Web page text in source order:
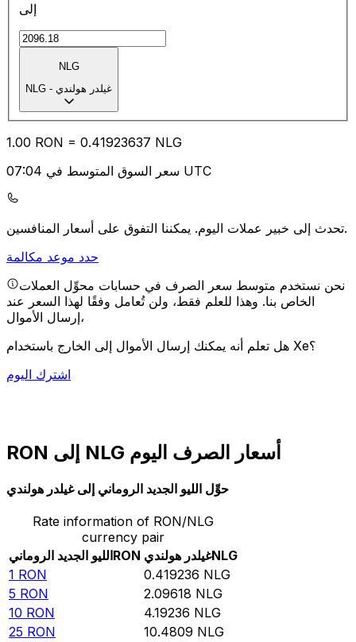
إلى
NLG
NLG - غيلدر هولندي
1.00 RON = 0.41923637 NLG
سعر السوق المتوسط في 07:04 UTC
تحدث إلى خبير عملات اليوم.يمكننا التفوق على أسعار المنافسين.
حدد موعد مكالمة
نحن نستخدم متوسط سعر الصرف في حسابات محوِّل العملات
الخاص بنا. وهذا للعلم فقط، ولن تُعامل وفقًا لهذا السعر عند
إرسال الأموال،
هل تعلم أنه يمكنك إرسال الأموال إلى الخارج باستخدام Xe؟
اشترك اليوم
RON إلى NLG أسعار الصرف اليوم
حوِّل الليو الجديد الروماني إلى غيلدر هولندي
Rate information of RON/NLG
currency pair
الليو الجديد الرومانيRON غيلدر هولنديNLG
1 RON 0.419236 NLG
5 RON 2.09618 NLG
10 RON 4.19236 NLG
25 RON 10.4809 NLG